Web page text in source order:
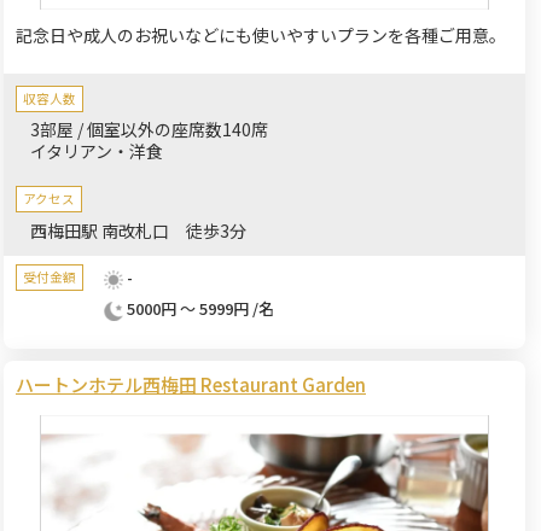
記念日や成人のお祝いなどにも使いやすいプランを各種ご用意。
収容人数
3部屋 / 個室以外の座席数140席
イタリアン・洋食
アクセス
西梅田駅 南改札口 徒歩3分
受付金額
-
5000円 ～ 5999円 /名
ハートンホテル西梅田 Restaurant Garden